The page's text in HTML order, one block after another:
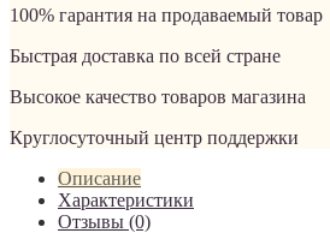
100% гарантия на продаваемый товар
Быстрая доставка по всей стране
Высокое качество товаров магазина
Круглосуточный центр поддержки
Описание
Характеристики
Отзывы (0)